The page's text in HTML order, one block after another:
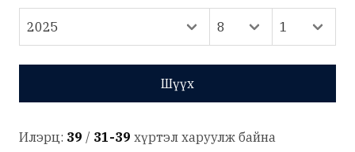
Шүүх
Илэрц: 39 / 31-39 хүртэл харуулж байна